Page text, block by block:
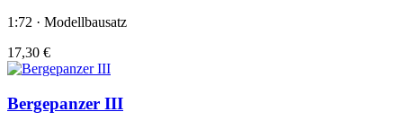
1:72 · Modellbausatz
17,30 €
Bergepanzer III